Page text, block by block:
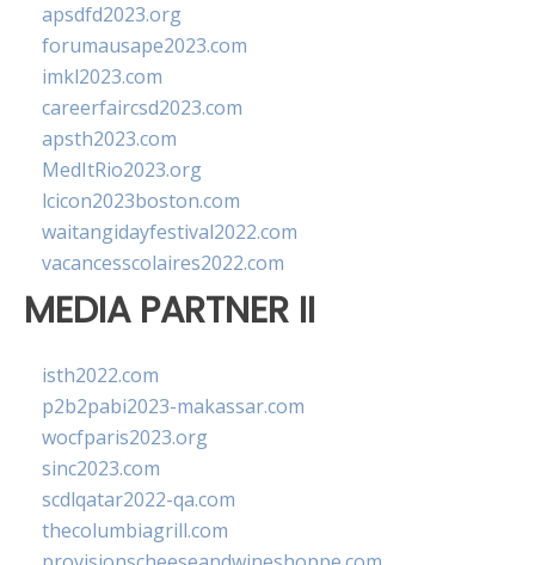
apsdfd2023.org
forumausape2023.com
imkl2023.com
careerfaircsd2023.com
apsth2023.com
MedItRio2023.org
lcicon2023boston.com
waitangidayfestival2022.com
vacancesscolaires2022.com
MEDIA PARTNER II
isth2022.com
p2b2pabi2023-makassar.com
wocfparis2023.org
sinc2023.com
scdlqatar2022-qa.com
thecolumbiagrill.com